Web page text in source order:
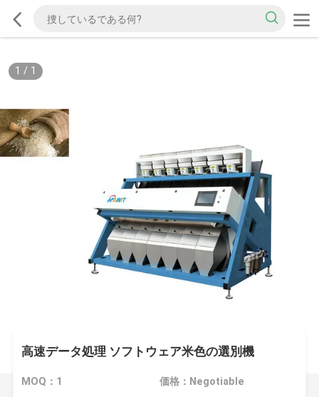
1 / 1
高速データ処理 ソフトウェア米色の選別機
MOQ：1 価格：Negotiable